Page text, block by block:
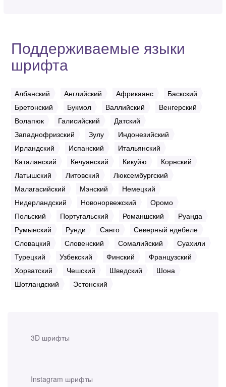
3D шрифты
Instagram шрифты
Поддерживаемые языки
шрифта
Албанский Английский Африкаанс
Баскский
Бретонский
Букмол Валлийский
Венгерский
Волапюк
Галисийский
Датский
Западнофризский
Зулу
Индонезийский
Ирландский
Испанский
Итальянский
Каталанский
Кечуанский Кикуйю
Корнский
Латышский
Литовский
Люксембургский
Малагасийский
Мэнский
Немецкий
Нидерландский
Новонорвежский
Оромо
Польский
Португальский Романшский
Руанда
Румынский
Рунди Санго
Северный ндебеле
Словацкий
Словенский Сомалийский
Суахили
Турецкий
Узбекский Финский
Французский
Хорватский
Чешский Шведский
Шона
Шотландский
Эстонский